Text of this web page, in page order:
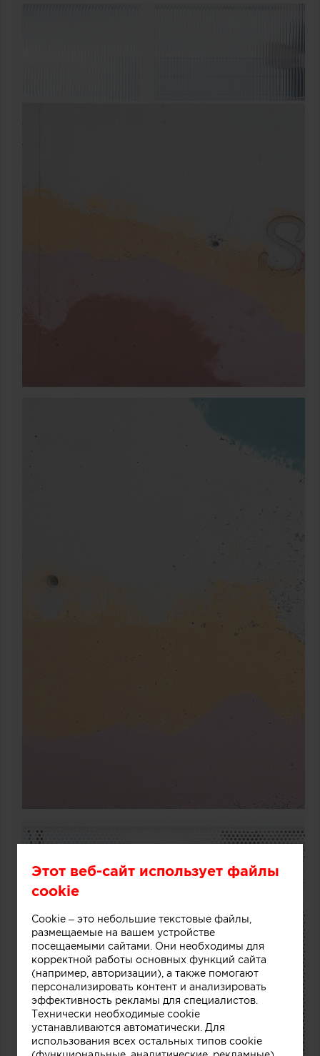
Этот веб-сайт использует файлы
cookie
Cookie – это небольшие текстовые файлы,
размещаемые на вашем устройстве
посещаемыми сайтами. Они необходимы для
корректной работы основных функций сайта
(например, авторизации), а также помогают
персонализировать контент и анализировать
эффективность рекламы для специалистов.
Технически необходимые cookie
устанавливаются автоматически. Для
использования всех остальных типов cookie